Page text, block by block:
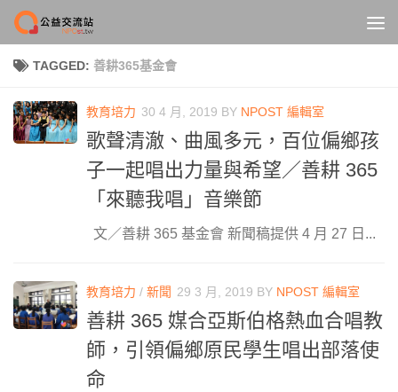
Skip to content
TAGGED: 善耕365基金會
教育培力 30 4 月, 2019 BY NPOST 編輯室
歌聲清澈、曲風多元，百位偏鄉孩
子一起唱出力量與希望／善耕 365
「來聽我唱」音樂節
文／善耕 365 基金會 新聞稿提供 4 月 27 日...
教育培力 / 新聞 29 3 月, 2019 BY NPOST 編輯室
善耕 365 媒合亞斯伯格熱血合唱教
師，引領偏鄉原民學生唱出部落使
命